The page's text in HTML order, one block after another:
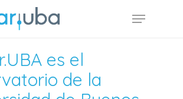
Menu
es el
de la